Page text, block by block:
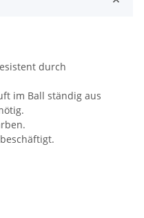
durch
im Ball ständig aus